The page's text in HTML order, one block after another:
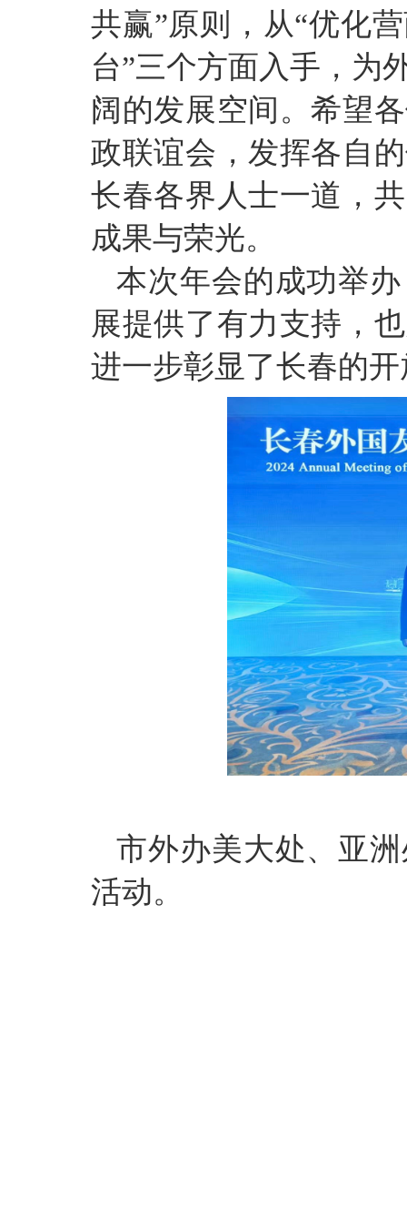
共赢”原则，从“优化
台”三个方面入手，为
阔的发展空间。希望
政联谊会，发挥各自
长春各界人士一道，
成果与荣光。
本次年会的成功举
展提供了有力支持，
进一步彰显了长春的
市外办美大处、亚
活动。